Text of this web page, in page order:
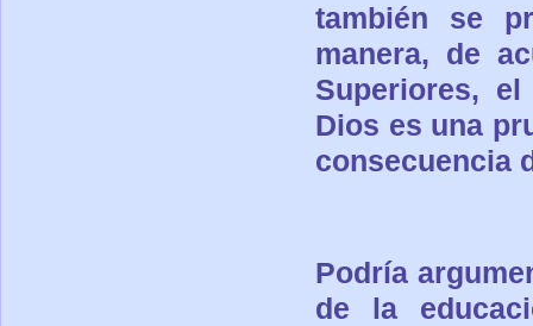
también se
manera, de
Superiores,
Dios es una
consecuencia
Podría
de la